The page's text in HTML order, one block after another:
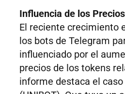
Influencia de los
El reciente crecimiento
los bots de Telegram
influenciado por el
precios de los tokens
informe destaca el